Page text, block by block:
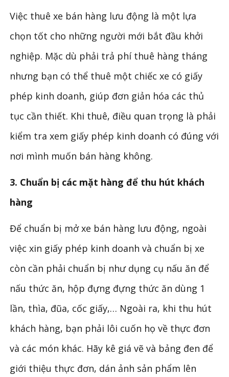
Việc thuê xe bán hàng lưu động là một lựa
chọn tốt cho những người mới bắt đầu khởi
nghiệp. Mặc dù phải trả phí thuê hàng tháng
nhưng bạn có thể thuê một chiếc xe có giấy
phép kinh doanh, giúp đơn giản hóa các thủ
tục cần thiết. Khi thuê, điều quan trọng là phải
kiểm tra xem giấy phép kinh doanh có đúng với
nơi mình muốn bán hàng không.
3. Chuẩn bị các mặt hàng để thu hút khách
hàng
Để chuẩn bị mở xe bán hàng lưu động, ngoài
việc xin giấy phép kinh doanh và chuẩn bị xe
còn cần phải chuẩn bị như dụng cụ nấu ăn để
nấu thức ăn, hộp đựng đựng thức ăn dùng 1
lần, thìa, đũa, cốc giấy,… Ngoài ra, khi thu hút
khách hàng, bạn phải lôi cuốn họ về thực đơn
và các món khác. Hãy kê giá vẽ và bảng đen để
giới thiệu thực đơn, dán ảnh sản phẩm lên